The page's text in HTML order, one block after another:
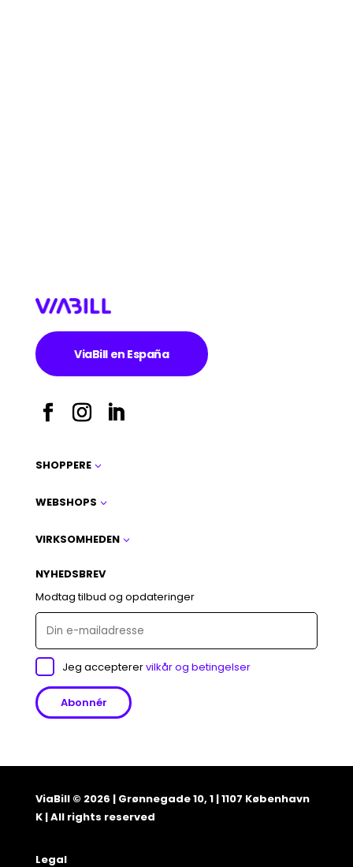
ViaBill en España
SHOPPERE3
WEBSHOPS 3
VIRKSOMHEDEN3
NYHEDSBREV
Modtag tilbud og opdateringer
Jeg accepterervilkår og betingelser
ViaBill © 2026 | Grønnegade 10, 1 | 1107 København
K | All rights reserved
Legal